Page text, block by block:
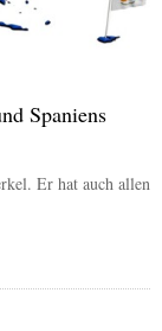
Spaniens
Er hat auch allen